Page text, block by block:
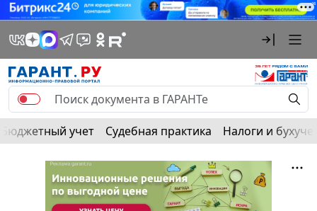
Бюджетный учет Судебная практика Налоги и